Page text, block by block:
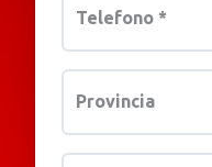
Telefono *
Provincia